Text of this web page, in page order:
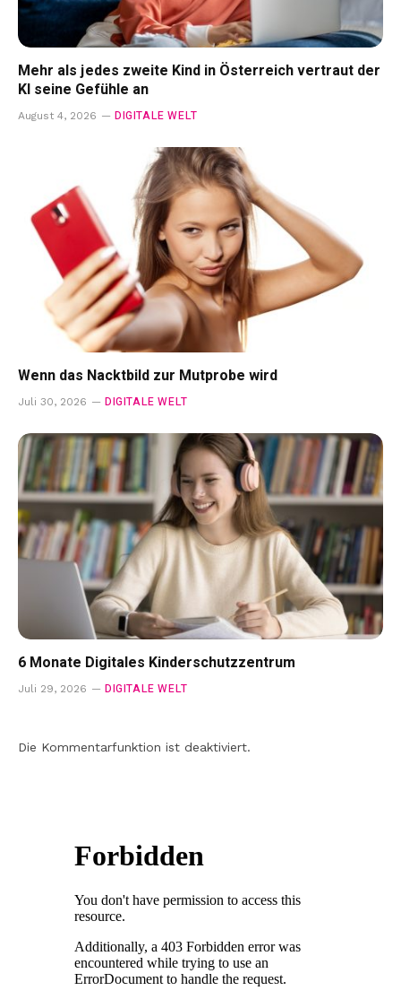
Mehr als jedes zweite Kind in Österreich vertraut der
KI seine Gefühle an
August 4, 2026 DIGITALE WELT
Wenn das Nacktbild zur Mutprobe wird
Juli 30, 2026 DIGITALE WELT
6 Monate Digitales Kinderschutzzentrum
Juli 29, 2026 DIGITALE WELT
Die Kommentarfunktion ist deaktiviert.